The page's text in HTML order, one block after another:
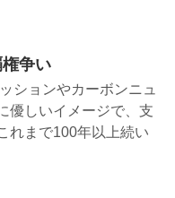
争い
ションやカーボンニュ
優しいイメージで、支
れまで100年以上続い